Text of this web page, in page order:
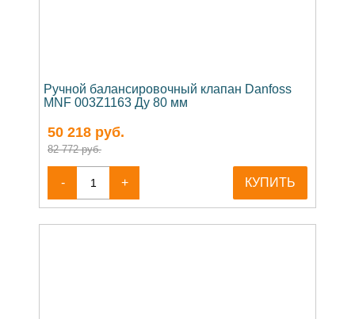
Ручной балансировочный клапан Danfoss
MNF 003Z1163 Ду 80 мм
50 218 руб.
82 772 руб.
- + КУПИТЬ